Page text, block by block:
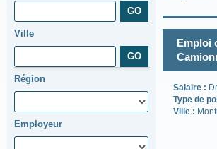
Ville
Région
Employeur
Emploi
Salaire :
Type de
Ville :